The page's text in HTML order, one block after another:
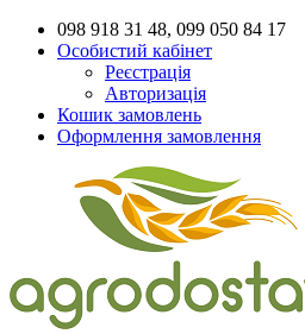
098 918 31 48, 099 050 84 17
Особистий кабінет
Реєстрація
Авторизація
Кошик замовлень
Оформлення замовлення